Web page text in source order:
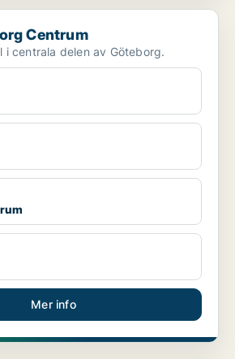
Centrum
i centrala delen av Göteborg.
Mer info